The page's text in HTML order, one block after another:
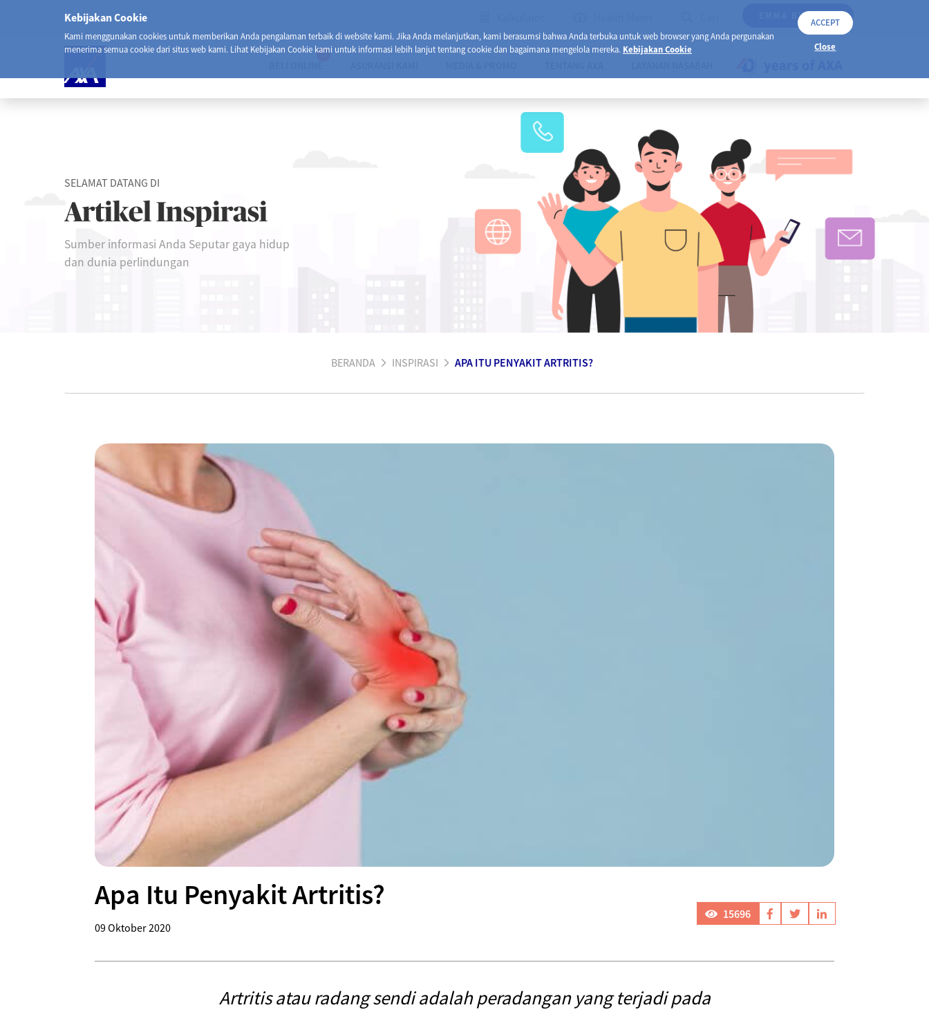
Kebijakan Cookie
Kami menggunakan cookies untuk memberikan Anda pengalaman terbaik di website kami. Jika Anda melanjutkan, kami berasumsi bahwa Anda terbuka untuk web browser yang Anda pergunakan
menerima semua cookie dari situs web kami. Lihat Kebijakan Cookie kami untuk informasi lebih lanjut tentang cookie dan bagaimana mengelola mereka. Kebijakan Cookie
ACCEPT
Close
EMMA BY AXA
13
SELAMAT DATANG DI
Artikel Inspirasi
Sumber informasi Anda Seputar gaya hidup
dan dunia perlindungan
BERANDA INSPIRASI APA ITU PENYAKIT ARTRITIS?
Apa Itu Penyakit Artritis?
09 Oktober 2020
15696
Artritis atau radang sendi adalah peradangan yang terjadi pada